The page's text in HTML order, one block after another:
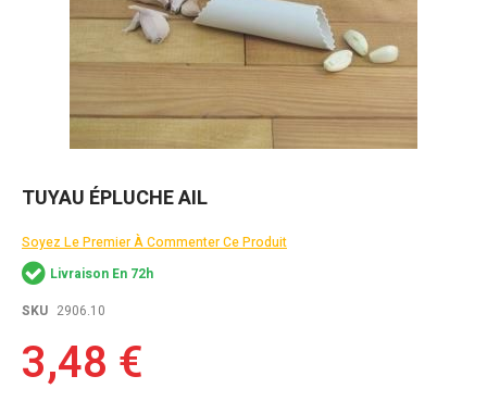
Skip
beginning
of
the
images
TUYAU ÉPLUCHE AIL
Soyez Le Premier À Commenter Ce Produit
Livraison En 72h
SKU 2906.10
3,48 €